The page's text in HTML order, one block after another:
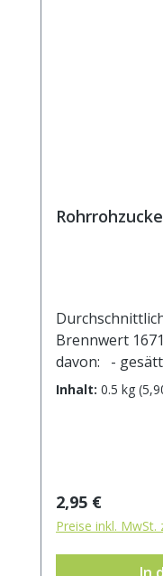
Brennwert 1671 kJ
davon: - gesättigte Fettsäuren 0 g
Kohlenhydrate 99,8 g davon:
Inhalt: 0.5 kg
Regulärer
2,95 €
Preise inkl. MwSt.